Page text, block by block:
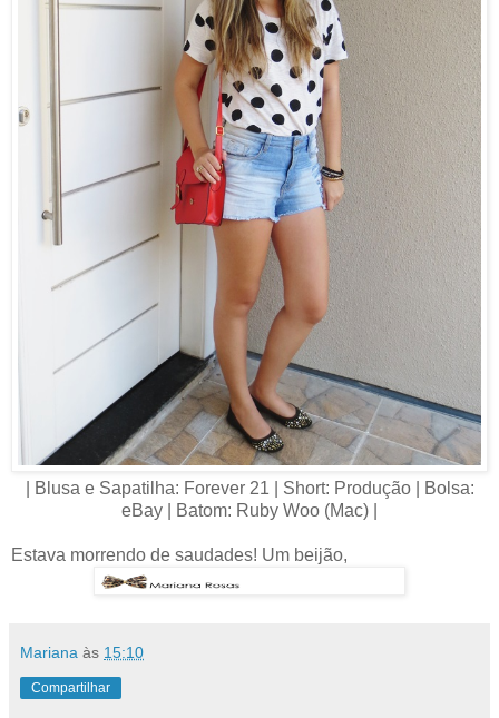
| Blusa e Sapatilha: Forever 21 | Short: Produção | Bolsa:
eBay | Batom: Ruby Woo (Mac) |
Estava morrendo de saudades! Um beijão,
Mariana às 15:10
Compartilhar